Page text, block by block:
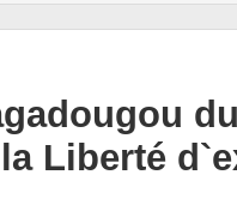
Liberté